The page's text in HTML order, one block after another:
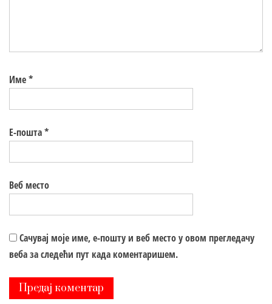
Име*
Е-пошта*
Веб место
Сачувај моје име, е-пошту и веб место у овом прегледачу
веба за следећи пут када коментаришем.